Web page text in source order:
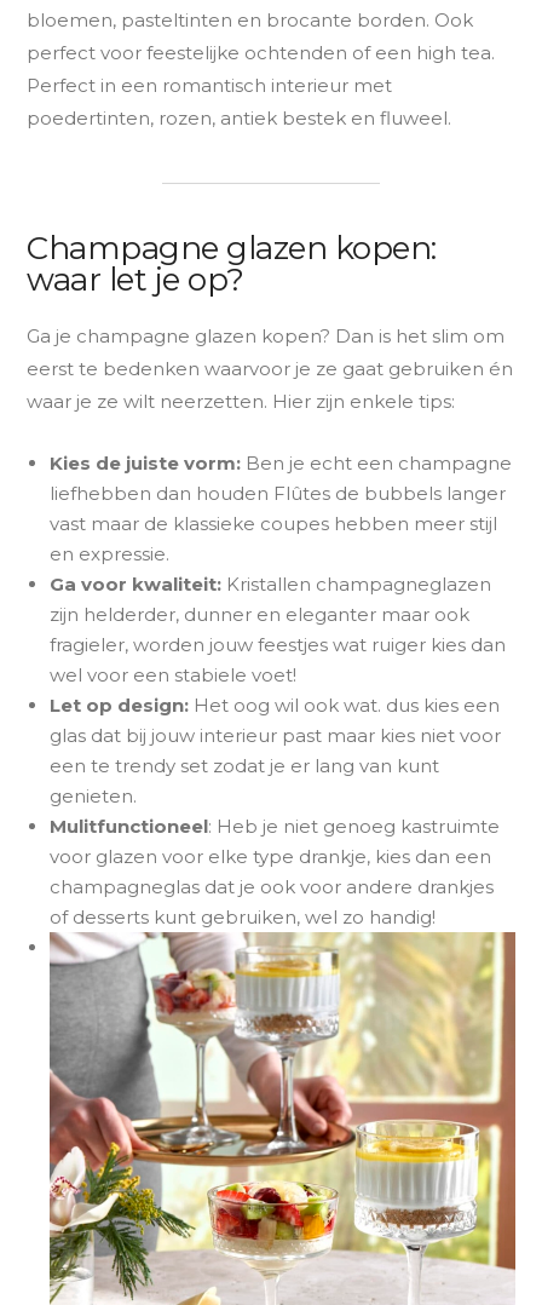
bloemen, pasteltinten en brocante borden. Ook
perfect voor feestelijke ochtenden of een high tea.
Perfect in een romantisch interieur met
poedertinten, rozen, antiek bestek en fluweel.
Champagne glazen kopen:
waar let je op?
Ga je champagne glazen kopen? Dan is het slim om
eerst te bedenken waarvoor je ze gaat gebruiken én
waar je ze wilt neerzetten. Hier zijn enkele tips:
Kies de juiste vorm: Ben je echt een champagne
liefhebben dan houden Flûtes de bubbels langer
vast maar de klassieke coupes hebben meer stijl
en expressie.
Ga voor kwaliteit: Kristallen champagneglazen
zijn helderder, dunner en eleganter maar ook
fragieler, worden jouw feestjes wat ruiger kies dan
wel voor een stabiele voet!
Let op design: Het oog wil ook wat. dus kies een
glas dat bij jouw interieur past maar kies niet voor
een te trendy set zodat je er lang van kunt
genieten.
Mulitfunctioneel: Heb je niet genoeg kastruimte
voor glazen voor elke type drankje, kies dan een
champagneglas dat je ook voor andere drankjes
of desserts kunt gebruiken, wel zo handig!